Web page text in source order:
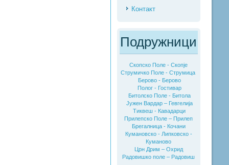
Контакт
Подружници
Скопско Поле - Скопје
Струмичко Поле - Струмица
Берово - Берово
Полог - Гостивар
Битолско Поле - Битола
Јужен Вардар – Гевгелија
Тиквеш - Кавадарци
Прилепско Поле – Прилеп
Брегалница - Кочани
Кумановско - Липковско -
Куманово
Црн Дрим – Охрид
Радовишко поле – Радовиш